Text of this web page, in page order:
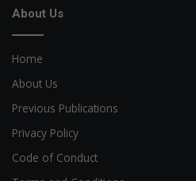
About Us
Home
About Us
Previous Publications
Privacy Policy
Code of Conduct